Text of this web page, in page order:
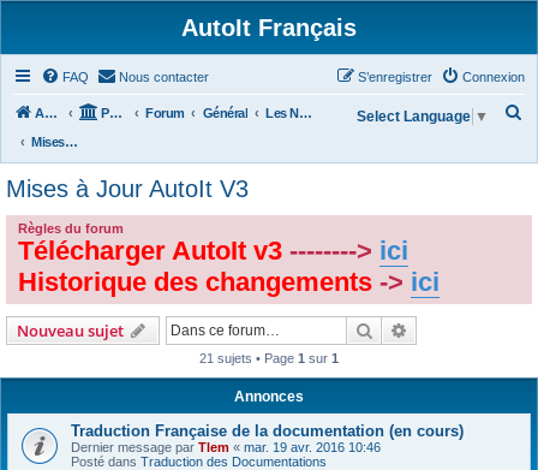
AutoIt Français
FAQ Nous contacter Connexion
S’enregistrer
Accueil Portail Forum Général
Les Nouvelles d'AutoIt
Mises à Jour AutoIt V3
Select Language ▼
Mises à Jour AutoIt V3
Règles du forum
Télécharger AutoIt v3 --------> ici
Historique des changements -> ici
Nouveau sujet Rechercher
21 sujets • Page 1 sur 1
Annonces
Traduction Française de la documentation (en cours)
Dernier message par Tlem « mar. 19 avr. 2016 10:46
Posté dans Traduction des Documentations